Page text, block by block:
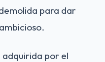
para dar
adquirida por el